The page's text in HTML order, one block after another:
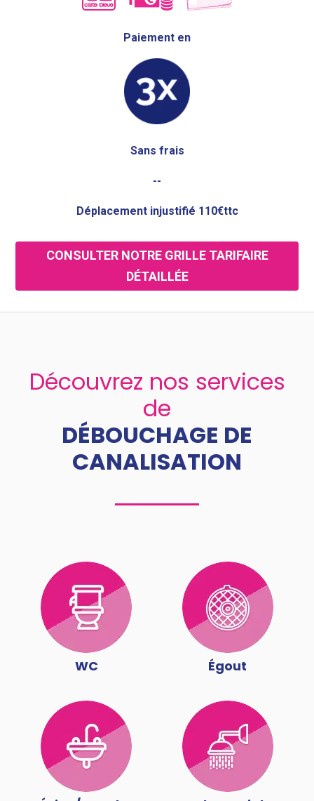
Paiement en
Sans frais
--
Déplacement injustifié 110€ttc
CONSULTER NOTRE GRILLE TARIFAIRE
DÉTAILLÉE
Découvrez nos services
de
DÉBOUCHAGE DE
CANALISATION
WC Égout